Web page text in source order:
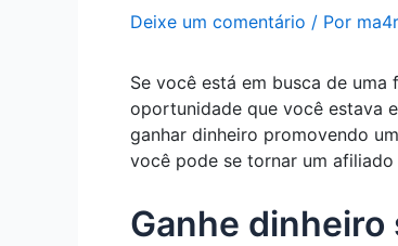
Deixe um comentário / Por
Se você está em busca de
oportunidade que você estava
ganhar dinheiro promovendo
você pode se tornar um
Ganhe